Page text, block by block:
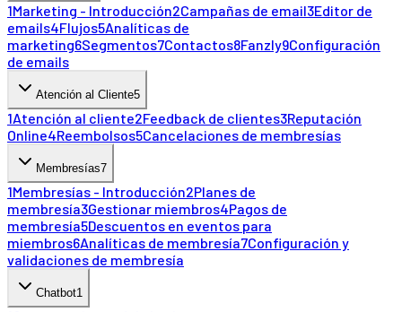
1Marketing - Introducción2Campañas de email3Editor de
emails4Flujos5Analíticas de
marketing6Segmentos7Contactos8Fanzly9Configuración
de emails
Atención al Cliente5
1Atención al cliente2Feedback de clientes3Reputación
Online4Reembolsos5Cancelaciones de membresías
Membresías7
1Membresías - Introducción2Planes de
membresía3Gestionar miembros4Pagos de
membresía5Descuentos en eventos para
miembros6Analíticas de membresía7Configuración y
validaciones de membresía
Chatbot1